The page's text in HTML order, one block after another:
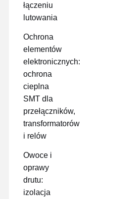
łączeniu
lutowania
Ochrona
elementów
elektronicznych:
ochrona
cieplna
SMT dla
przełączników,
transformatorów
i relów
Owoce i
oprawy
drutu:
izolacja